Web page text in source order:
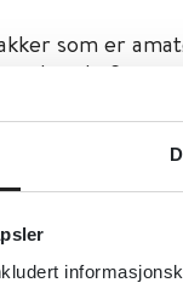
som er
hanskefingre.
og mange
med lang
for ruptur).
som